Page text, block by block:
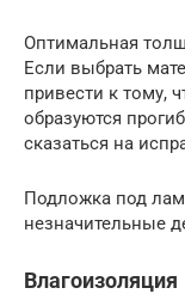
Оптимальная
Если выбрать
привести к тому,
образуются
сказаться на
Подложка под
незначительные
Влагоизоляция